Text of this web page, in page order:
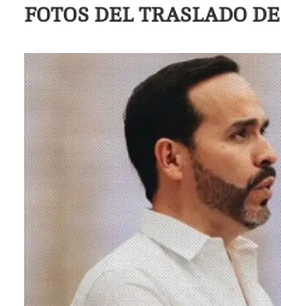
FOTOS DEL TRASLADO